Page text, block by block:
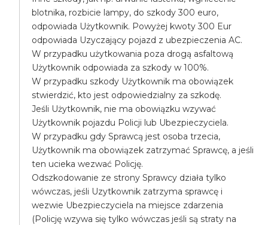
blotnika, rozbicie lampy, do szkody 300 euro,
odpowiada Użytkownik. Powyżej kwoty 300 Eur
odpowiada Uzyczający pojazd z ubezpieczenia AC.
W przypadku użytkowania poza drogą asfaltową
Użytkownik odpowiada za szkody w 100%.
W przypadku szkody Użytkownik ma obowiązek
stwierdzić, kto jest odpowiedzialny za szkodę.
Jeśli Użytkownik, nie ma obowiązku wzywać
Użytkownik pojazdu Policji lub Ubezpieczyciela.
W przypadku gdy Sprawcą jest osoba trzecia,
Użytkownik ma obowiązek zatrzymać Sprawcę, a jeśli
ten ucieka wezwać Policję.
Odszkodowanie ze strony Sprawcy działa tylko
wówczas, jeśli Uzytkownik zatrzyma sprawcę i
wezwie Ubezpieczyciela na miejsce zdarzenia
(Policję wzywa się tylko wówczas jeśli są straty na